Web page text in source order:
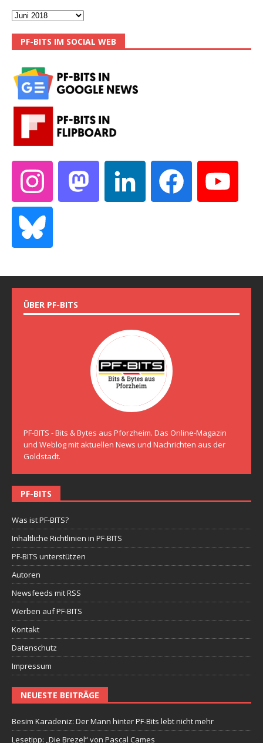
PF-BITS IM SOCIAL WEB
ÜBER PF-BITS
PF-BITS - Bits & Bytes aus Pforzheim. Das Online-Magazin
und Weblog mit aktuellen News und Nachrichten aus der
Goldstadt.
PF-BITS
Was ist PF-BITS?
Inhaltliche Richtlinien in PF-BITS
PF-BITS unterstützen
Autoren
Newsfeeds mit RSS
Werben auf PF-BITS
Kontakt
Datenschutz
Impressum
NEUESTE BEITRÄGE
Besim Karadeniz: Der Mann hinter PF-Bits lebt nicht mehr
Lesetipp: „Die Brezel“ von Pascal Cames